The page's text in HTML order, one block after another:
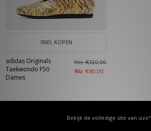
SNEL KOPEN
adidas Originals
Taekwondo F50
Dames
Was€120,00
Nu €80,00
Bekijk de volledige site van size?